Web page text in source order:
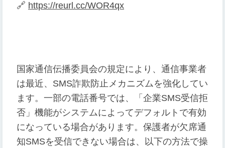
🔗 https://reurl.cc/WOR4qx
国家通信伝播委員会の規定により、通信事業者
は最近、SMS詐欺防止メカニズムを強化してい
ます。一部の電話番号では、「企業SMS受信拒
否」機能がシステムによってデフォルトで有効
になっている場合があります。保護者が欠席通
知SMSを受信できない場合は、以下の方法で操